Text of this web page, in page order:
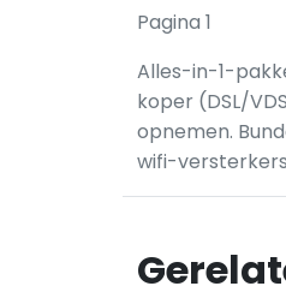
Pagina 1
Alles-in-1-
koper (DSL/
opnemen.
wifi-